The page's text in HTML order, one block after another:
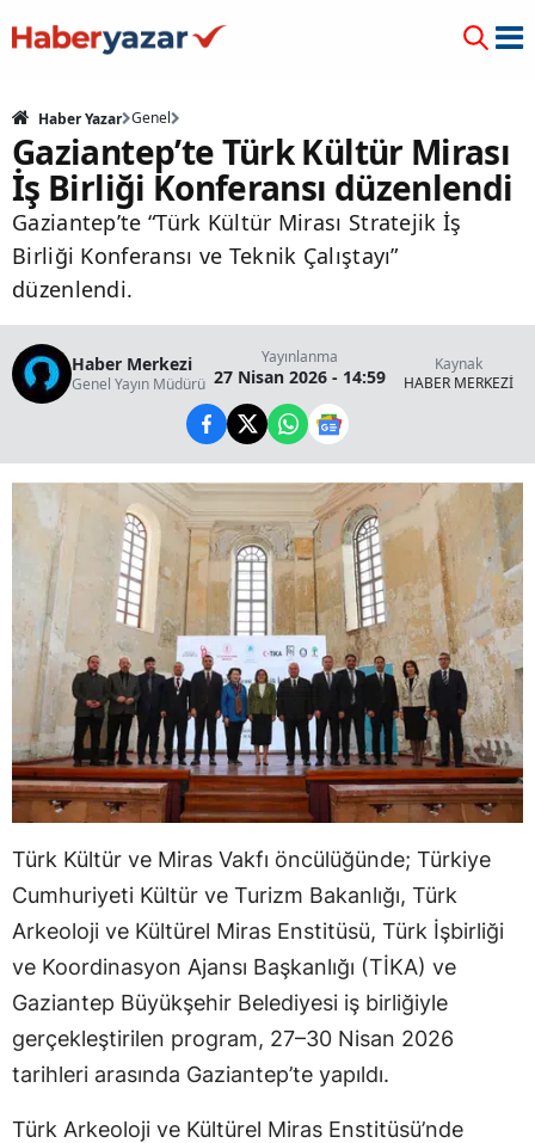
Haber Yazar Genel
Gaziantep’te Türk Kültür Mirası
İş Birliği Konferansı düzenlendi
Gaziantep’te “Türk Kültür Mirası Stratejik İş
Birliği Konferansı ve Teknik Çalıştayı”
düzenlendi.
Haber Merkezi
Genel Yayın Müdürü
Yayınlanma
27 Nisan 2026 - 14:59
Kaynak
HABER MERKEZİ
Türk Kültür ve Miras Vakfı öncülüğünde; Türkiye
Cumhuriyeti Kültür ve Turizm Bakanlığı, Türk
Arkeoloji ve Kültürel Miras Enstitüsü, Türk İşbirliği
ve Koordinasyon Ajansı Başkanlığı (TİKA) ve
Gaziantep Büyükşehir Belediyesi iş birliğiyle
gerçekleştirilen program, 27–30 Nisan 2026
tarihleri arasında Gaziantep’te yapıldı.
Türk Arkeoloji ve Kültürel Miras Enstitüsü’nde